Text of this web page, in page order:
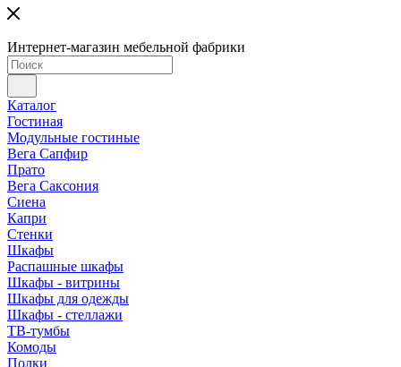
Интернет-магазин мебельной фабрики
Каталог
Гостиная
Модульные гостиные
Вега Сапфир
Прато
Вега Саксония
Сиена
Капри
Стенки
Шкафы
Распашные шкафы
Шкафы - витрины
Шкафы для одежды
Шкафы - стеллажи
ТВ-тумбы
Комоды
Полки